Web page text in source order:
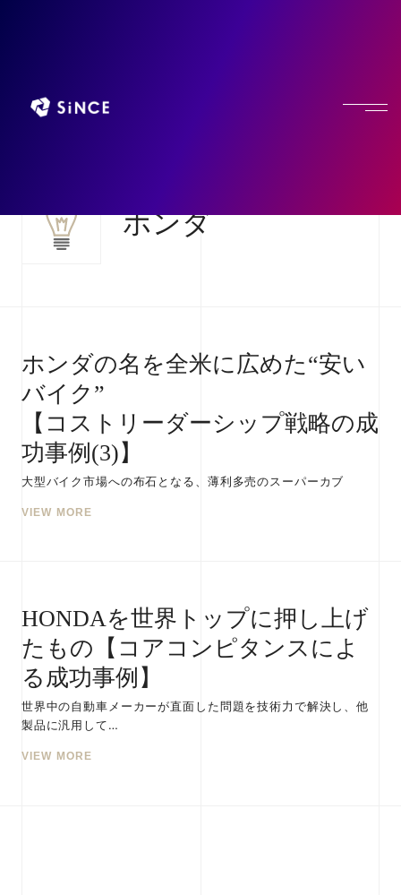
ホンダ
ホンダの名を全米に広めた“安い
バイク”
【コストリーダーシップ戦略の成
功事例(3)】
大型バイク市場への布石となる、薄利多売のスーパーカブ
VIEW MORE
HONDAを世界トップに押し上げ
たもの【コアコンピタンスによ
る成功事例】
世界中の自動車メーカーが直面した問題を技術力で解決し、他
製品に汎用して…
VIEW MORE